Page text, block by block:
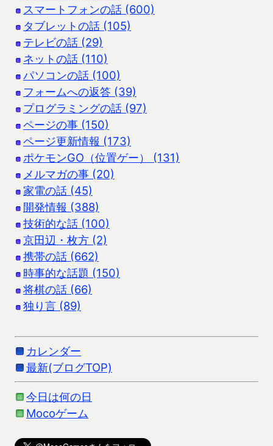
スマートフォンの話 (600)
タブレットの話 (105)
テレビの話 (29)
ネットの話 (110)
パソコンの話 (100)
フォームへの返答 (39)
プログラミングの話 (97)
ページの事 (150)
ページ更新情報 (173)
ポケモンGO（位置ゲー） (131)
メルマガの事 (20)
家電の話 (45)
開発情報 (388)
技術的な話 (100)
京田辺・枚方 (2)
携帯の話 (662)
時事的な話題 (150)
将棋の話 (66)
独り言 (89)
カレンダー
最新(ブログTOP)
今日は何の日
Mocoゲーム